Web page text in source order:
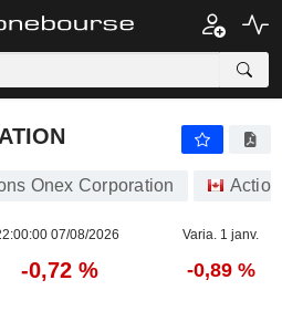
Onex Corporation
07/08/2026 Varia. 1 janv.
-0,72 % -0,89 %